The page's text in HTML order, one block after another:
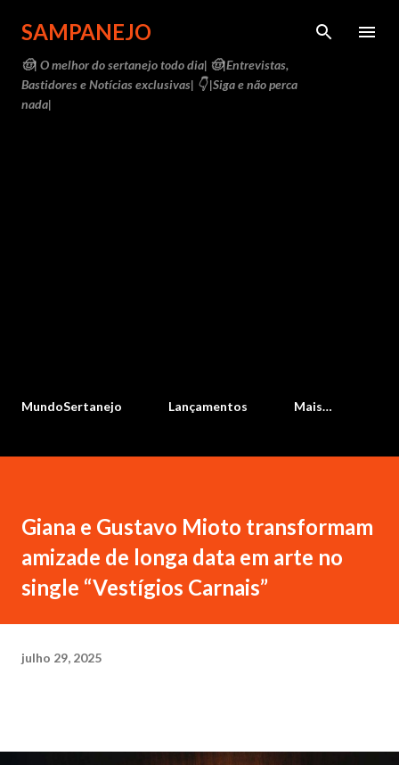
Pular para o conteúdo principal
SAMPANEJO
🤠| O melhor do sertanejo todo dia| 🤠|Entrevistas,
Bastidores e Notícias exclusivas| 👇 |Siga e não perca
nada|
MundoSertanejo Lançamentos Mais…
Giana e Gustavo Mioto transformam
amizade de longa data em arte no
single “Vestígios Carnais”
julho 29, 2025